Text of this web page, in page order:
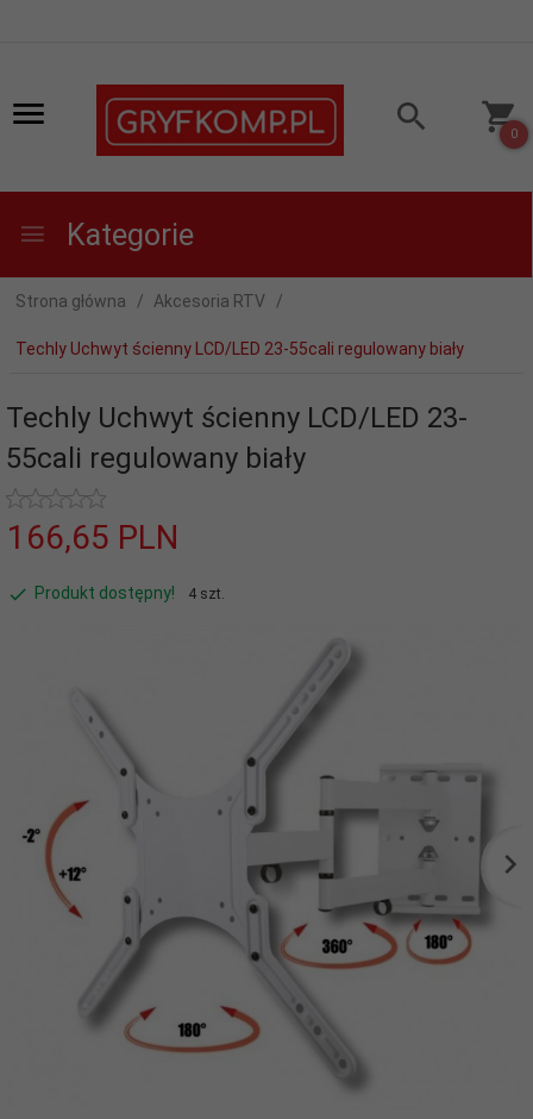
0
Kategorie
Strona główna Akcesoria RTV
Techly Uchwyt ścienny LCD/LED 23-55cali regulowany biały
Techly Uchwyt ścienny LCD/LED 23-
55cali regulowany biały
166,65 PLN
Produkt dostępny! 4 szt.